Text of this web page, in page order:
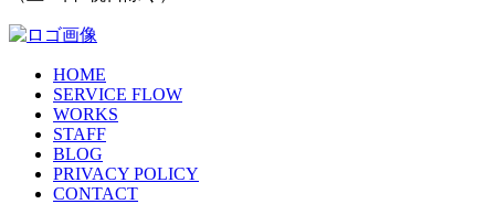
HOME
SERVICE FLOW
WORKS
STAFF
BLOG
PRIVACY POLICY
CONTACT